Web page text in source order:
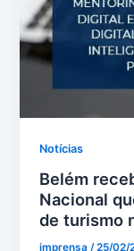
Notícias
Belém
Nacional
de turismo
imprensa/25/02/